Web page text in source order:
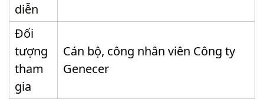
diễn
Đối
tượng
tham
gia
Cán bộ, công nhân viên Công ty
Genecer